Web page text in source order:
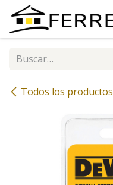
Ir al contenido
Todos los productos